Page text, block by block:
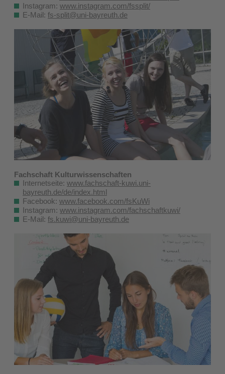
Instagram: www.instagram.com/fssplit/
E-Mail: fs-split@uni-bayreuth.de
Fachschaft Kulturwissenschaften
Internetseite: www.fachschaft-kuwi.uni-
bayreuth.de/de/index.html
Facebook: www.facebook.com/fsKuWi
Instagram: www.instagram.com/fachschaftkuwi/
E-Mail: fs.kuwi@uni-bayreuth.de